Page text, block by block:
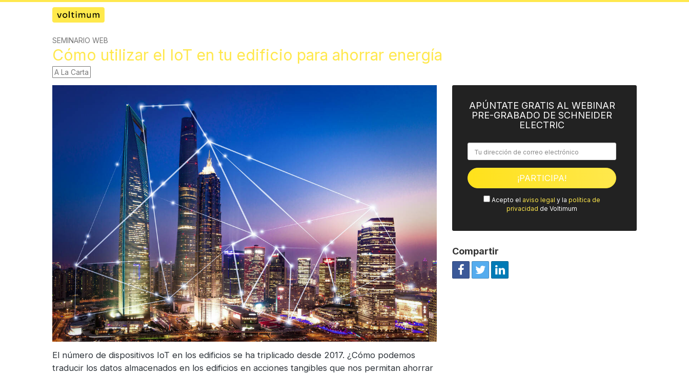
SEMINARIO WEB
Cómo utilizar el IoT en tu edificio para ahorrar energía
A La Carta
El número de dispositivos IoT en los edificios se ha triplicado desde 2017. ¿Cómo podemos
traducir los datos almacenados en los edificios en acciones tangibles que nos permitan ahorrar
APÚNTATE GRATIS AL WEBINAR
PRE-GRABADO DE SCHNEIDER
ELECTRIC
Acepto el aviso legal y la política de
privacidad de Voltimum
Compartir